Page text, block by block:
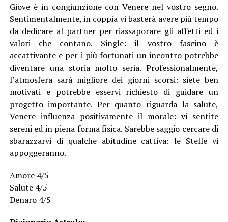
Giove è in congiunzione con Venere nel vostro segno.
Sentimentalmente, in coppia vi basterà avere più tempo
da dedicare al partner per riassaporare gli affetti ed i
valori che contano. Single: il vostro fascino è
accattivante e per i più fortunati un incontro potrebbe
diventare una storia molto seria. Professionalmente,
l’atmosfera sarà migliore dei giorni scorsi: siete ben
motivati e potrebbe esservi richiesto di guidare un
progetto importante. Per quanto riguarda la salute,
Venere influenza positivamente il morale: vi sentite
sereni ed in piena forma fisica. Sarebbe saggio cercare di
sbarazzarvi di qualche abitudine cattiva: le Stelle vi
appoggeranno.
Amore 4/5
Salute 4/5
Denaro 4/5